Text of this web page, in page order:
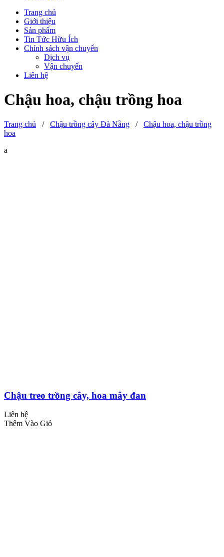
Trang chủ
Giới thiệu
Sản phẩm
Tin Tức Hữu Ích
Chính sách vận chuyển
Dịch vụ
Vận chuyển
Liên hệ
Chậu hoa, chậu trồng hoa
Trang chủ / Chậu trồng cây Đà Nẵng /
Chậu hoa, chậu trồng
hoa
a
Chậu treo trồng cây, hoa mây đan
Liên hệ
Thêm Vào Giỏ